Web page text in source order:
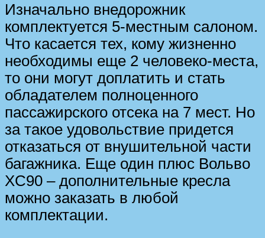
Изначально внедорожник
комплектуется 5-местным салоном.
Что касается тех, кому жизненно
необходимы еще 2 человеко-места,
то они могут доплатить и стать
обладателем полноценного
пассажирского отсека на 7 мест. Но
за такое удовольствие придется
отказаться от внушительной части
багажника. Еще один плюс Вольво
XC90 – дополнительные кресла
можно заказать в любой
комплектации.